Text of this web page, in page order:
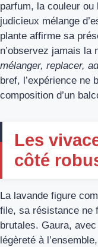
parfum, la couleur ou
judicieux mélange
plante affirme sa
n’observez jamais la
mélanger, replacer,
bref, l’expérience ne
composition d’un
Les
côté
La lavande figure
file, sa résistance ne
brutales. Gaura,
légèreté à